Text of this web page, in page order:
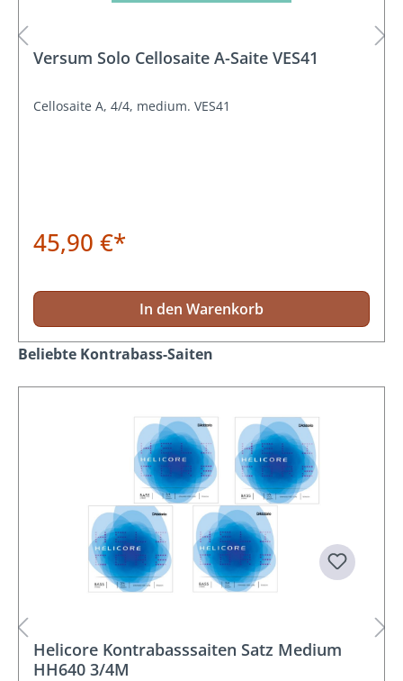
Versum Solo Cellosaite A-Saite VES41
Cellosaite A, 4/4, medium. VES41
45,90 €*
In den Warenkorb
Produktgalerie überspringen
Beliebte Kontrabass-Saiten
Helicore Kontrabasssaiten Satz Medium
HH640 3/4M